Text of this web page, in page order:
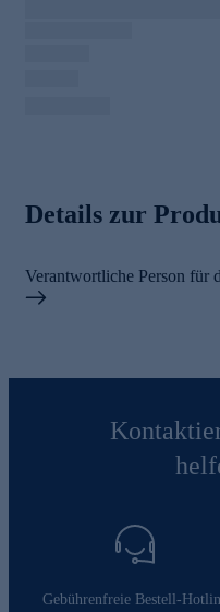
Details zur
Verantwortliche Person für
Gebührenfreie Bestell-